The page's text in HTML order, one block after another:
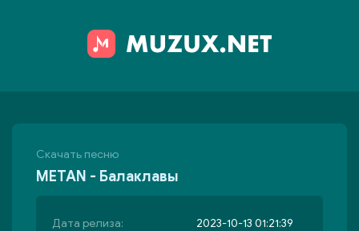
Скачать песню
METAN - Балаклавы
Дата релиза:
2023-10-13 01:21:39